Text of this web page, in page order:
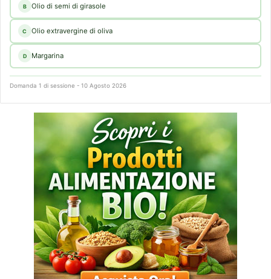
B Olio di semi di girasole
C Olio extravergine di oliva
D Margarina
Domanda 1 di sessione - 10 Agosto 2026